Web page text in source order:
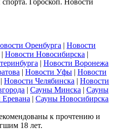
Оренбурга | Новости
| Новости Новосибирска |
| Новости Воронежа
| Новости Уфы | Новости
| Новости Челябинска | Новости
| Сауны Минска | Сауны
| Сауны Новосибирска
к прочтению и
18 лет.